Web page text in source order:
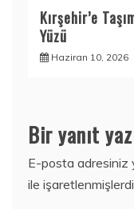
Kırşehir’e
Yüzü
Haziran 10, 2026
Bir yanıt
E-posta adresiniz
ile